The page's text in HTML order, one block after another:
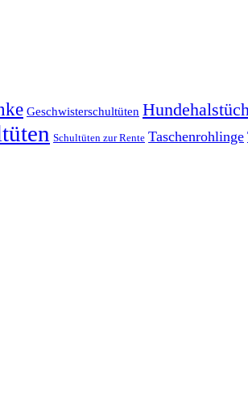
Geschwisterschultüten
Schultüten zur Rente Taschenrohlinge